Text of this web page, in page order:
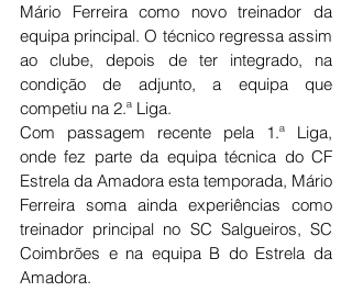
Mário Ferreira como novo treinador da
equipa principal. O técnico regressa assim
ao clube, depois de ter integrado, na
condição de adjunto, a equipa que
competiu na 2.ª Liga.
Com passagem recente pela 1.ª Liga,
onde fez parte da equipa técnica do CF
Estrela da Amadora esta temporada, Mário
Ferreira soma ainda experiências como
treinador principal no SC Salgueiros, SC
Coimbrões e na equipa B do Estrela da
Amadora.